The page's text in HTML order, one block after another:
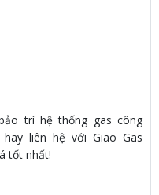
trì hệ thống gas công
liên hệ với Giao Gas
tốt nhất!